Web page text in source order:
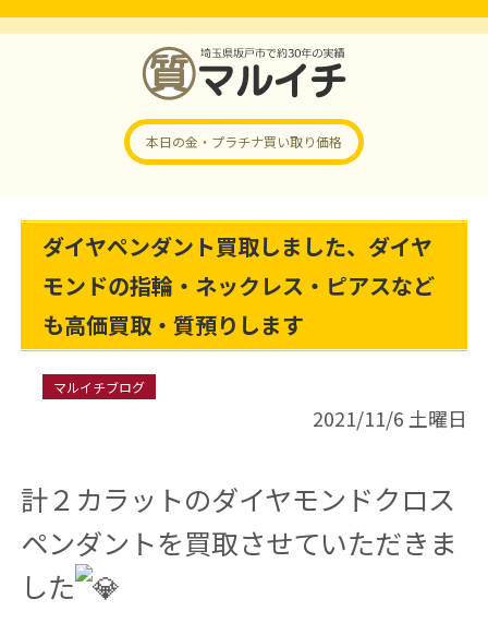
本日の金・プラチナ買い取り価格
ダイヤペンダント買取しました、ダイヤ
モンドの指輪・ネックレス・ピアスなど
も高価買取・質預りします
マルイチブログ
2021/11/6 土曜日
計２カラットのダイヤモンドクロス
ペンダントを買取させていただきま
した